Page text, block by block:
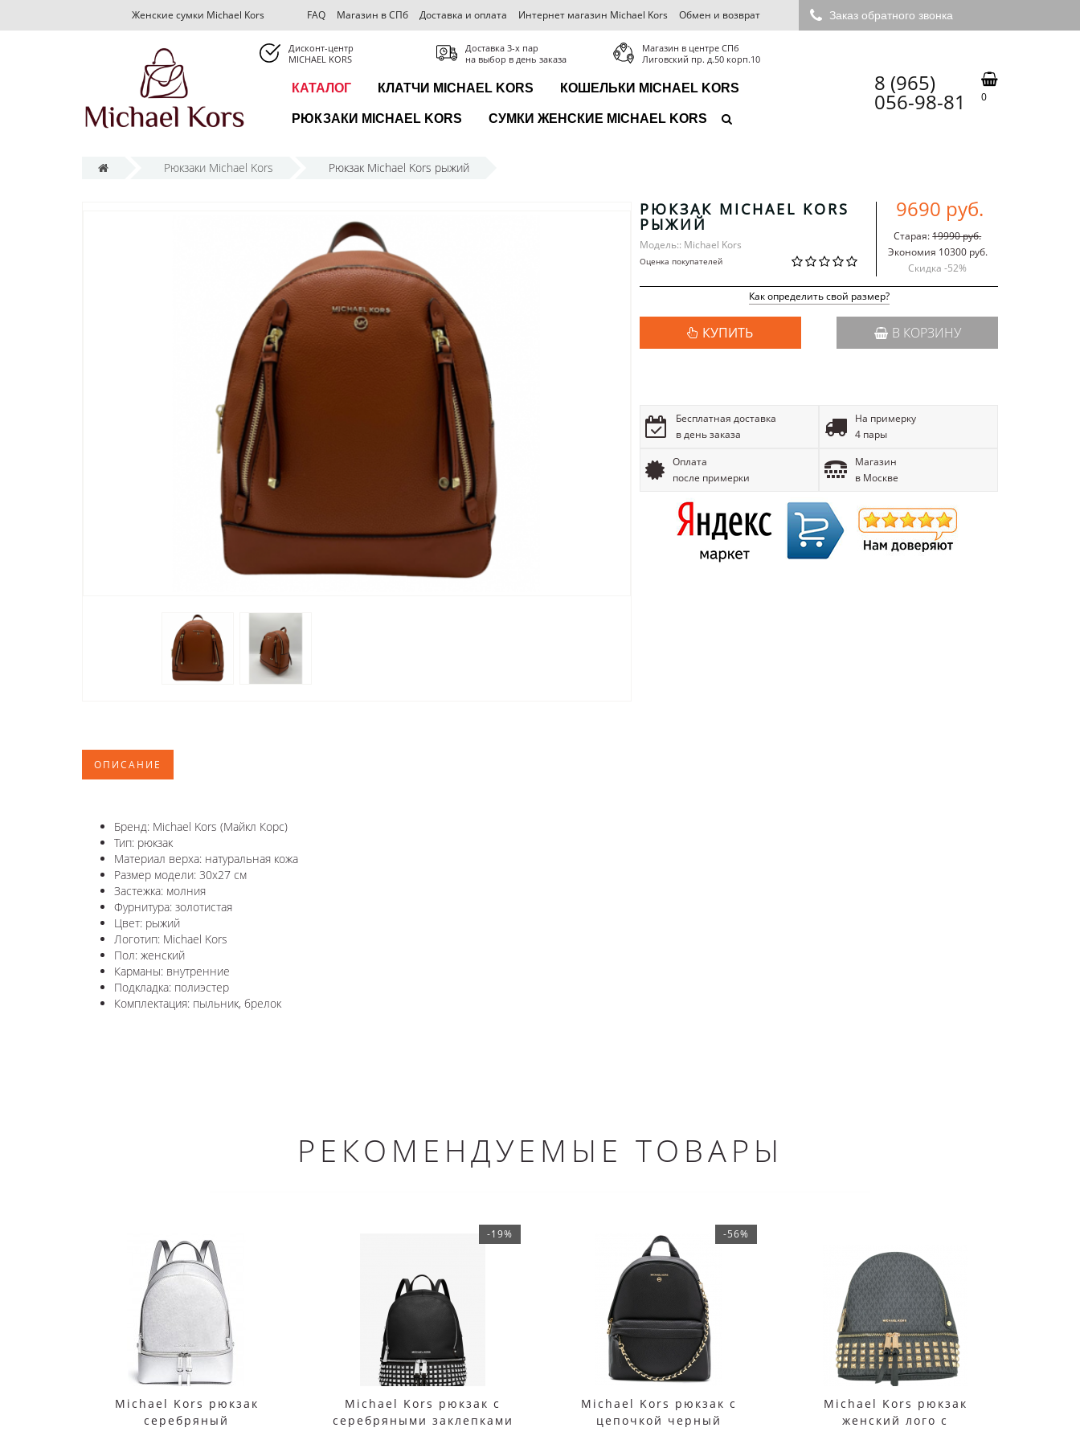
Женские сумки Michael Kors FAQ Магазин в СПб Доставка и оплата Интернет магазин Michael Kors Обмен и возврат Заказ обратного звонка
Дисконт-центр
MICHAEL KORS
Доставка 3-x пар
на выбор в день заказа
Магазин в центре СПб
Лиговский пр. д.50 корп.10
КАТАЛОГ КЛАТЧИ MICHAEL KORS КОШЕЛЬКИ MICHAEL KORS
РЮКЗАКИ MICHAEL KORS СУМКИ ЖЕНСКИЕ MICHAEL KORS
8 (965)
056-98-81 0
Рюкзаки Michael Kors Рюкзак Michael Kors рыжий
РЮКЗАК MICHAEL KORS
РЫЖИЙ
Модель:: Michael Kors
Оценка покупателей
9690 руб.
Старая:19990 руб.
Экономия 10300 руб.
Скидка -52%
Как определить свой размер?
КУПИТЬ В КОРЗИНУ
Бесплатная доставка
в день заказа
На примерку
4 пары
Оплата
после примерки
Магазин
в Москве
ОПИСАНИЕ
Бренд: Michael Kors (Майкл Корс)
Тип: рюкзак
Материал верха: натуральная кожа
Размер модели: 30х27 см
Застежка: молния
Фурнитура: золотистая
Цвет: рыжий
Логотип: Michael Kors
Пол: женский
Карманы: внутренние
Подкладка: полиэстер
Комплектация: пыльник, брелок
РЕКОМЕНДУЕМЫЕ ТОВАРЫ
Michael Kors рюкзак
cеребряный
-19%
Michael Kors рюкзак c
серебряными заклепками
-56%
Michael Kors рюкзак c
цепочкой черный
Michael Kors рюкзак
женский лого с